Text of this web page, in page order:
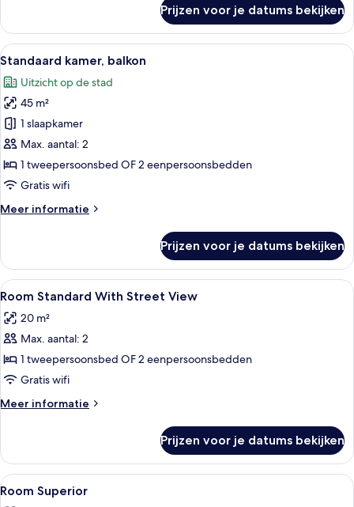
kamer
Prijzen voor je datums bekijken
Alle
foto's
voor
Standaard
kamer,
balkon
laden
Een hotelkamer met twee bedden,
8
Standaard kamer, balkon
Uitzicht op de stad
45 m²
1 slaapkamer
Max. aantal: 2
1 tweepersoonsbed OF 2 eenpersoonsbedden
Gratis wifi
Meer informatie
Meer
kamer,
balkon
Prijzen voor je datums bekijken
Alle
foto's
voor
Room
Standard
With
Street
View
Een minibar, een kluis op de kamer,
5
Room Standard With Street View
20 m²
Max. aantal: 2
1 tweepersoonsbed OF 2 eenpersoonsbedden
Gratis wifi
Meer informatie
Meer
Standard
With
Street
Prijzen voor je datums bekijken
Alle
foto's
Een minibar, een kluis op de kamer,
8
Room Superior